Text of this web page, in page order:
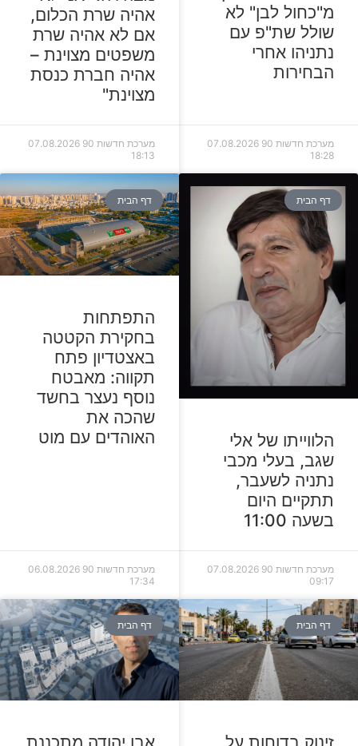
מ"כחול לבן" לא
שולל שת"פ עם
נתניהו אחרי
הבחירות
מערכת חדשות 90
07.08.2026
18:28
אהיה שרת הכלום,
אם לא אהיה שרת
משפטים מצוינת –
אהיה חברת כנסת
מצוינת"
מערכת חדשות 90
07.08.2026
18:13
דף הבית
הלווייתו של אלי
שגב, בעלי מכבי
נתניה לשעבר,
תתקיים היום
בשעה 11:00
מערכת חדשות 90
07.08.2026
09:17
דף הבית
התפתחות
בחקירת הקטטה
באצטדיון פתח
תקווה: מאבטח
נוסף נעצר בחשד
שהכה את
האוהדים עם מוט
מערכת חדשות 90
06.08.2026
17:34
דף הבית דף הבית